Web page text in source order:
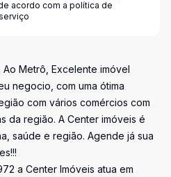
acordo com a política de
Metrô, Excelente imóvel
negocio, com uma ótima
com vários comércios com
da região. A Center imóveis é
saúde e região. Agende já sua
a Center Imóveis atua em